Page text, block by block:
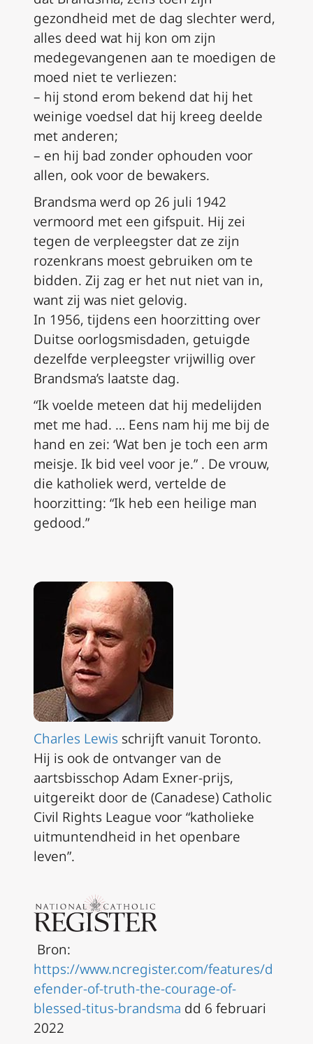
gezondheid met de dag slechter werd,
alles deed wat hij kon om zijn
medegevangenen aan te moedigen de
moed niet te verliezen:
– hij stond erom bekend dat hij het
weinige voedsel dat hij kreeg deelde
met anderen;
– en hij bad zonder ophouden voor
allen, ook voor de bewakers.
Brandsma werd op 26 juli 1942
vermoord met een gifspuit. Hij zei
tegen de verpleegster dat ze zijn
rozenkrans moest gebruiken om te
bidden. Zij zag er het nut niet van in,
want zij was niet gelovig.
In 1956, tijdens een hoorzitting over
Duitse oorlogsmisdaden, getuigde
dezelfde verpleegster vrijwillig over
Brandsma’s laatste dag.
“Ik voelde meteen dat hij medelijden
met me had. … Eens nam hij me bij de
hand en zei: ‘Wat ben je toch een arm
meisje. Ik bid veel voor je.” . De vrouw,
die katholiek werd, vertelde de
hoorzitting: “Ik heb een heilige man
gedood.”
Charles Lewis schrijft vanuit Toronto.
Hij is ook de ontvanger van de
aartsbisschop Adam Exner-prijs,
uitgereikt door de (Canadese) Catholic
Civil Rights League voor “katholieke
uitmuntendheid in het openbare
leven”.
Bron:
https://www.ncregister.com/features/d
efender-of-truth-the-courage-of-
blessed-titus-brandsma dd 6 februari
2022